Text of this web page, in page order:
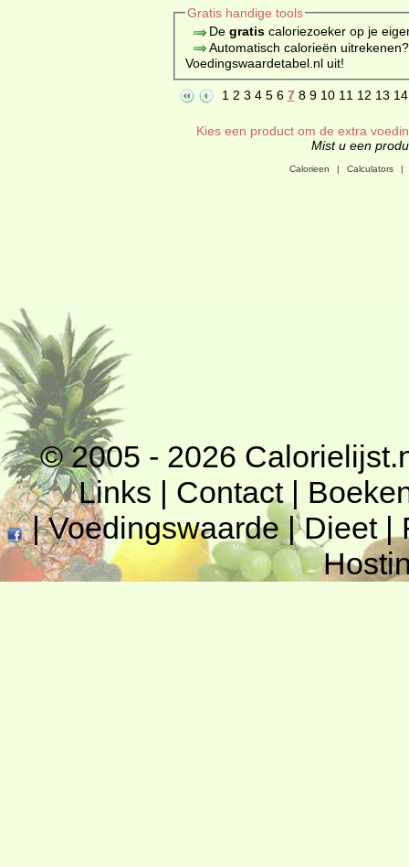
Gratis handige tools
De gratiscaloriezoeker op je
Automatisch calorieën
Voedingswaardetabel.nl uit!
1 2 3 4 5 6 7 8 9 10 11 12 13 14
Kies een product om de extra
Mist u een
Calorieen | Calculators |
© 2005 - 2026
Links | Contact|
|Voedingswaarde|Dieet|